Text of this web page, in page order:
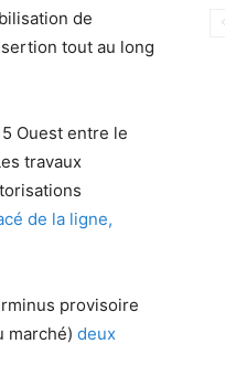
de
tout au long
Ouest entre le
travaux
de la ligne,
provisoire
marché) deux